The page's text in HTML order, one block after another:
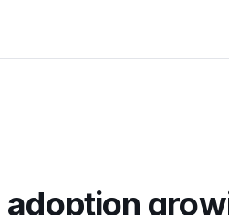
adoption